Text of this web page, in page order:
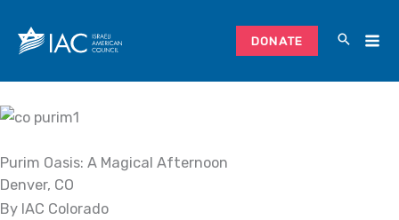
content
DONATE
Purim Oasis: A Magical Afternoon
Denver, CO
By IAC Colorado